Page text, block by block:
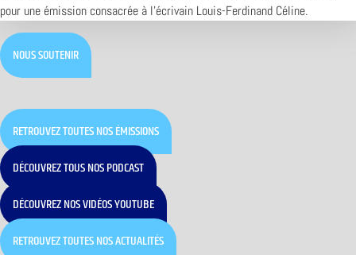
pour une émission consacrée à l’écrivain Louis-Ferdinand Céline.
NOUS SOUTENIR
RETROUVEZ TOUTES NOS ÉMISSIONS
DÉCOUVREZ TOUS NOS PODCAST
DÉCOUVREZ NOS VIDÉOS YOUTUBE
RETROUVEZ TOUTES NOS ACTUALITÉS